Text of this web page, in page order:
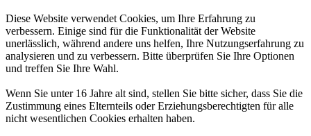
Diese Website verwendet Cookies, um Ihre Erfahrung zu
verbessern. Einige sind für die Funktionalität der Website
unerlässlich, während andere uns helfen, Ihre Nutzungserfahrung zu
analysieren und zu verbessern. Bitte überprüfen Sie Ihre Optionen
und treffen Sie Ihre Wahl.
Wenn Sie unter 16 Jahre alt sind, stellen Sie bitte sicher, dass Sie die
Zustimmung eines Elternteils oder Erziehungsberechtigten für alle
nicht wesentlichen Cookies erhalten haben.